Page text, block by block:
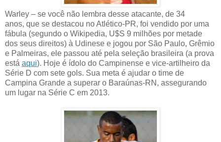
Warley – se você não lembra desse atacante, de 34
anos, que se destacou no Atlético-PR, foi vendido por uma
fábula (segundo o Wikipedia, U$S 9 milhões por metade
dos seus direitos) à Udinese e jogou por São Paulo, Grêmio
e Palmeiras, ele passou até pela seleção brasileira (a prova
está aqui). Hoje é ídolo do Campinense e vice-artilheiro da
Série D com sete gols. Sua meta é ajudar o time de
Campina Grande a superar o Baraúnas-RN, assegurando
um lugar na Série C em 2013.